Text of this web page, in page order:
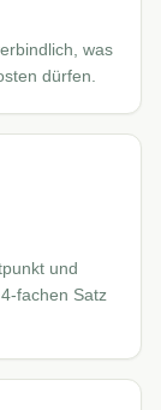
was
dürfen.
und
fachen Satz